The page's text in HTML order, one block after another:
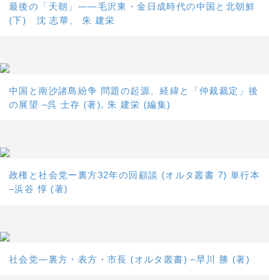
最後の「天朝」――毛沢東・金日成時代の中国と北朝鮮
(下) 沈 志華、 朱 建栄
中国と南沙諸島紛争 問題の起源、経緯と「仲裁裁定」後
の展望 –呉 士存 (著), 朱 建栄 (編集)
政権と社会党ー裏方32年の回顧談 (オルタ叢書 7) 単行本
–浜谷 惇 (著)
社会党―裏方・表方・市長 (オルタ叢書) –早川 勝 (著)